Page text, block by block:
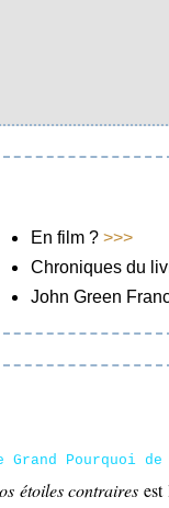
En film ? >>>
Chroniques du
John Green
Grand Pourquoi
étoiles contraires est